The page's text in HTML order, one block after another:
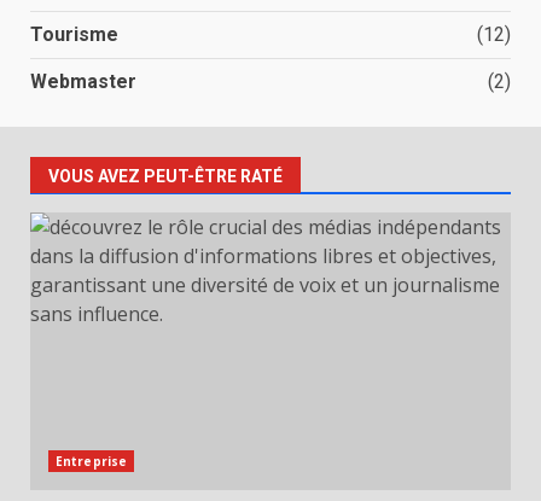
Tourisme (12)
Webmaster (2)
VOUS AVEZ PEUT-ÊTRE RATÉ
Entreprise